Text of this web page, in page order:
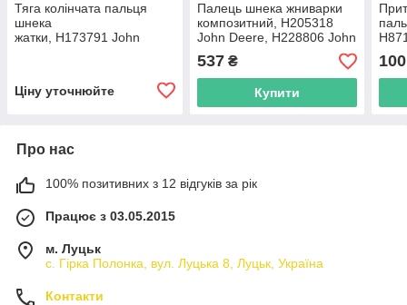
Тяга колінчата пальця
шнека
жатки, H173791 John
Ціну уточнюйте
Палець шнека жниварки
композитний, H205318
John Deere, H228806 John
Deere
537₴
Купити
100
Про нас
100% позитивних з 12 відгуків за рік
Працює з 03.05.2015
м. Луцьк
с. Гірка Полонка, вул. Луцька 8, Луцьк, Україна
Контакти